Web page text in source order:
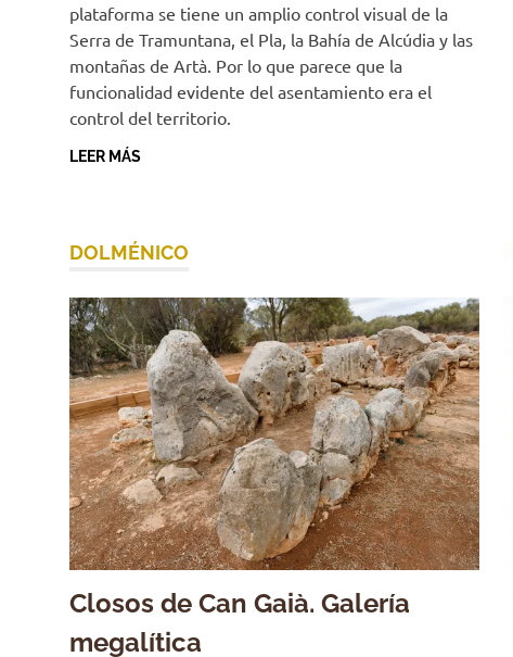
plataforma se tiene un amplio control visual de la
Serra de Tramuntana, el Pla, la Bahía de Alcúdia y las
montañas de Artà. Por lo que parece que la
funcionalidad evidente del asentamiento era el
control del territorio.
LEER MÁS
DOLMÉNICO
Closos de Can Gaià. Galería
megalítica